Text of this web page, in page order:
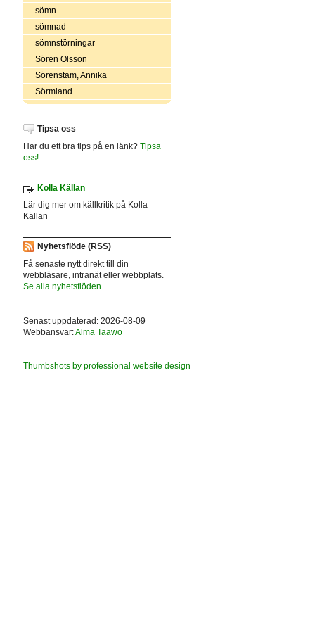
sömn
sömnad
sömnstörningar
Sören Olsson
Sörenstam, Annika
Sörmland
Tipsa oss
Har du ett bra tips på en länk? Tipsa
oss!
Kolla Källan
Lär dig mer om källkritik på Kolla
Källan
Nyhetsflöde (RSS)
Få senaste nytt direkt till din
webbläsare, intranät eller webbplats.
Se alla nyhetsflöden.
Senast uppdaterad: 2026-08-09
Webbansvar:Alma Taawo
Thumbshots by professional website design